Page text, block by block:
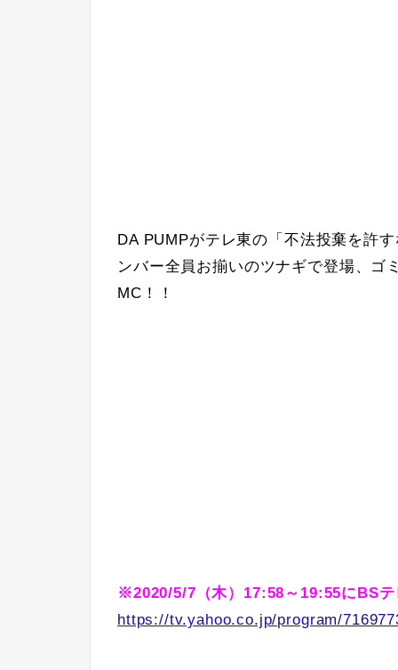
DA PUMPがテレ東の「不法投棄を許
ンバー全員お揃いのツナギで登場、ゴ
MC！！
※2020/5/7（木）17:58～19:55にBS
https://tv.yahoo.co.jp/program/